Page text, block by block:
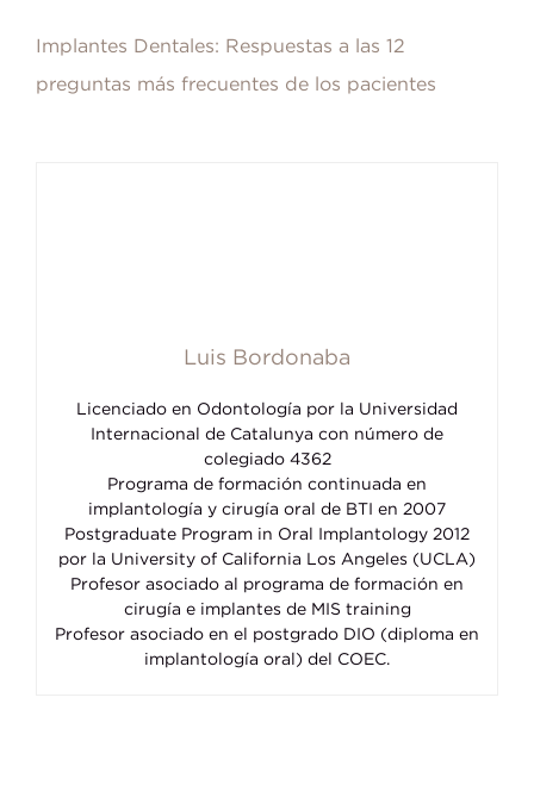
Implantes Dentales: Respuestas a las 12
preguntas más frecuentes de los pacientes
Luis Bordonaba
Licenciado en Odontología por la Universidad
Internacional de Catalunya con número de
colegiado 4362
Programa de formación continuada en
implantología y cirugía oral de BTI en 2007
Postgraduate Program in Oral Implantology 2012
por la University of California Los Angeles (UCLA)
Profesor asociado al programa de formación en
cirugía e implantes de MIS training
Profesor asociado en el postgrado DIO (diploma en
implantología oral) del COEC.